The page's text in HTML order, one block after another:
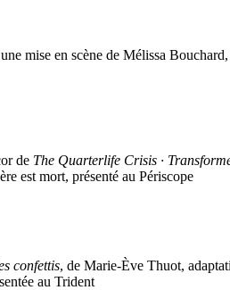
mise en scène de Mélissa
de The Quarterlife Crisis ·
est mort, présenté au Périscope
confettis, de Marie-Ève Thuot,
au Trident